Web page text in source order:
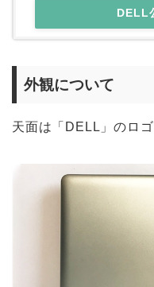
DELL
外観について
天面は「DELL」のロゴ